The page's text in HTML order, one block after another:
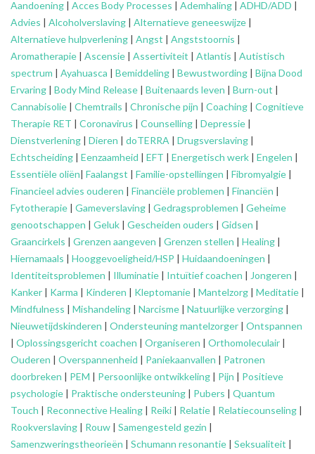
Aandoening | Acces Body Processes | Ademhaling | ADHD/ADD |
Advies | Alcoholverslaving | Alternatieve geneeswijze |
Alternatieve hulpverlening | Angst | Angststoornis |
Aromatherapie | Ascensie | Assertiviteit | Atlantis | Autistisch
spectrum | Ayahuasca | Bemiddeling | Bewustwording | Bijna Dood
Ervaring | Body Mind Release | Buitenaards leven | Burn-out |
Cannabisolie | Chemtrails | Chronische pijn | Coaching | Cognitieve
Therapie RET | Coronavirus | Counselling | Depressie |
Dienstverlening | Dieren | doTERRA | Drugsverslaving |
Echtscheiding | Eenzaamheid | EFT | Energetisch werk | Engelen |
Essentiële oliën| Faalangst | Familie-opstellingen | Fibromyalgie |
Financieel advies ouderen | Financiële problemen | Financiën |
Fytotherapie | Gameverslaving | Gedragsproblemen | Geheime
genootschappen | Geluk | Gescheiden ouders | Gidsen |
Graancirkels | Grenzen aangeven | Grenzen stellen | Healing |
Hiernamaals | Hooggevoeligheid/HSP | Huidaandoeningen |
Identiteitsproblemen | Illuminatie | Intuïtief coachen | Jongeren |
Kanker | Karma | Kinderen | Kleptomanie | Mantelzorg | Meditatie |
Mindfulness | Mishandeling | Narcisme | Natuurlijke verzorging |
Nieuwetijdskinderen | Ondersteuningmantelzorger | Ontspannen
| Oplossingsgericht coachen | Organiseren | Orthomoleculair |
Ouderen | Overspannenheid | Paniekaanvallen | Patronen
doorbreken | PEM | Persoonlijke ontwikkeling | Pijn | Positieve
psychologie | Praktische ondersteuning | Pubers | Quantum
Touch | Reconnective Healing | Reiki | Relatie | Relatiecounseling |
Rookverslaving | Rouw | Samengesteld gezin |
Samenzweringstheorieën | Schumann resonantie | Seksualiteit |